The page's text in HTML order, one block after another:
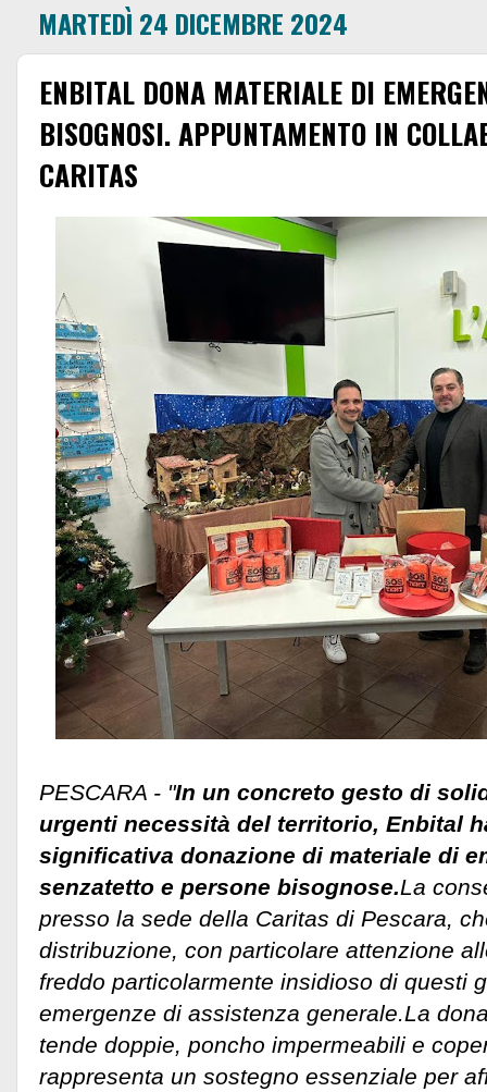
MARTEDÌ 24 DICEMBRE 2024
ENBITAL DONA MATERIALE DI
BISOGNOSI. APPUNTAMENTO IN
CARITAS
PESCARA - "In un concreto gesto di
urgenti necessità del territorio, Enbital
significativa donazione di materiale di
senzatetto e persone bisognose.La
presso la sede della Caritas di Pescara,
distribuzione, con particolare attenzione
freddo particolarmente insidioso di questi
emergenze di assistenza generale.La
tende doppie, poncho impermeabili e
rappresenta un sostegno essenziale per